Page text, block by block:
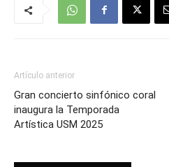
Artículo anterior
Gran concierto sinfónico coral
inaugura la Temporada
Artística USM 2025